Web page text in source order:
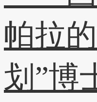
帕拉
划”博